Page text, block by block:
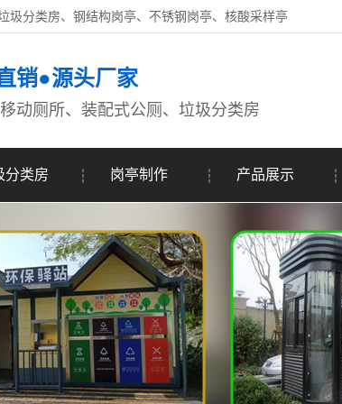
圾分类房、钢结构岗亭、不锈钢岗亭、核酸采样亭
销●源头厂家
动厕所、装配式公厕、垃圾分类房
分类房 岗亭制作 产品展示